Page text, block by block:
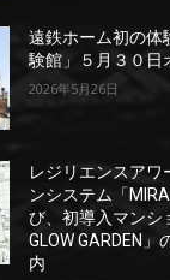
遠鉄ホーム初の体
験館」５月３０日
2026年5月26日
レジリエンスアワ
ンシステム「
び、初導入マンシ
GLOW GARDEN
内